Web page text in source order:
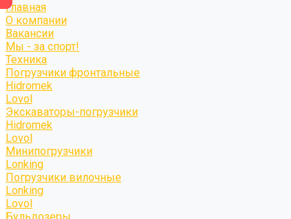
Главная
О компании
Вакансии
Мы - за спорт!
Техника
Погрузчики фронтальные
Hidromek
Lovol
Экскаваторы-погрузчики
Hidromek
Lovol
Минипогрузчики
Lonking
Погрузчики вилочные
Lonking
Lovol